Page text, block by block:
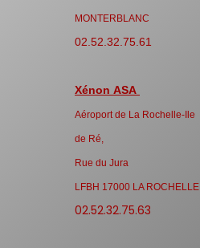
MONTERBLANC
02.52.32.75.61
Xénon ASA
Aéroport de La Rochelle-Ile
de Ré,
Rue du Jura
LFBH 17000 LA ROCHELLE
02.52.32.75.63